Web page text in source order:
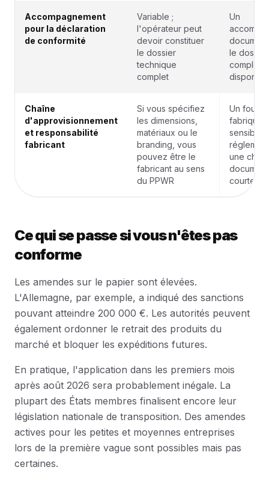
Accompagnement
pour la déclaration
de conformité
Variable ;
l'opérateur peut
devoir constituer
le dossier
technique
complet
Un
le
complet
Chaîne
d'approvisionnement
et responsabilité
fabricant
Si vous spécifiez
les dimensions,
matériaux ou le
branding, vous
pouvez être le
fabricant au sens
du PPWR
Un
fabriqué
une
courte et
Ce qui se passe si vous n'êtes pas
conforme
Les amendes sur le papier sont élevées.
L'Allemagne, par exemple, a indiqué des sanctions
pouvant atteindre 200 000 €. Les autorités peuvent
également ordonner le retrait des produits du
marché et bloquer les expéditions futures.
En pratique, l'application dans les premiers mois
après août 2026 sera probablement inégale. La
plupart des États membres finalisent encore leur
législation nationale de transposition. Des amendes
actives pour les petites et moyennes entreprises
lors de la première vague sont possibles mais pas
certaines.